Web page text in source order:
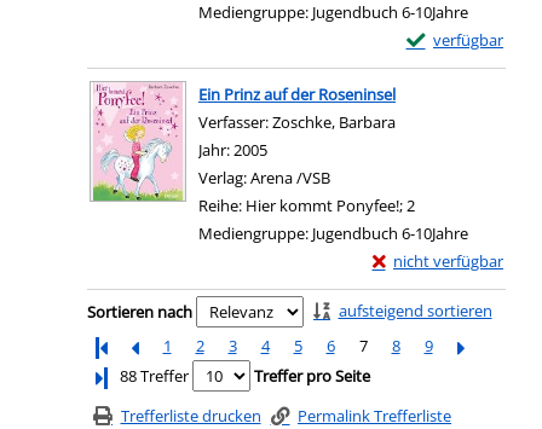
Mediengruppe: Jugendbuch 6-10Jahre
verfügbar
Exemplar-Details
Ein Prinz auf der Roseninsel
Verfasser:Zoschke, Barbara
Jahr:2005
Verlag:Arena /VSB
Reihe: Hier kommt Ponyfee!; 2
Mediengruppe: Jugendbuch 6-10Jahre
nicht verfügbar
Exemplar-Details von
Zu den Suchfiltern springen
Sortieren nach
aufsteigend sortieren
1
2 3 4 5 6 7 8
9
Letzte Seite
88 Treffer
Treffer pro Seite
Trefferliste drucken
Permalink Trefferliste